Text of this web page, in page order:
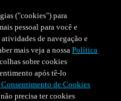
("cookies") para
pessoal para você e
de navegação e
mais veja a nossaPolítica
sobre cookies
após tê-lo
Consentimento de Cookies
precisa ter cookies